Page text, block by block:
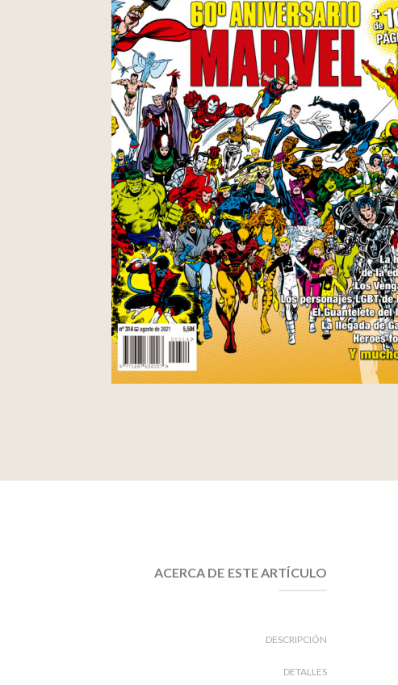
ACERCA DE ESTE ARTÍCULO
DESCRIPCIÓN
DETALLES